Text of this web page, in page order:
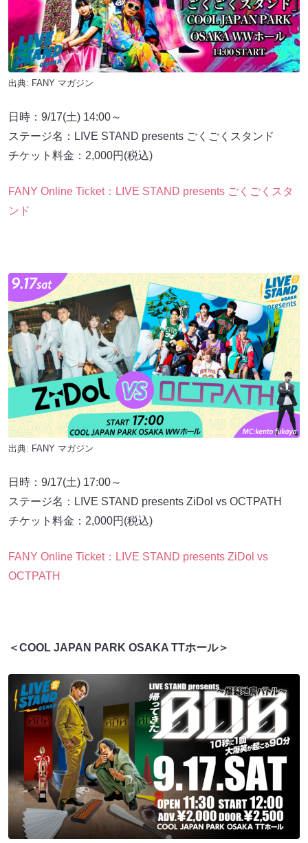
出典: FANY マガジン
日時：9/17(土) 14:00～
ステージ名：LIVE STAND presents ごくごくスタンド
チケット料金：2,000円(税込)
FANY Online Ticket：LIVE STAND presents ごくごくスタ
ンド
出典: FANY マガジン
日時：9/17(土) 17:00～
ステージ名：LIVE STAND presents ZiDol vs OCTPATH
チケット料金：2,000円(税込)
FANY Online Ticket：LIVE STAND presents ZiDol vs
OCTPATH
＜COOL JAPAN PARK OSAKA TTホール＞